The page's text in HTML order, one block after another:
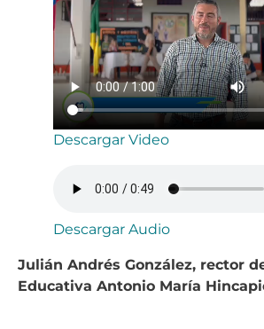
Descargar Video
Descargar Audio
Julián Andrés González, rector
Educativa Antonio María